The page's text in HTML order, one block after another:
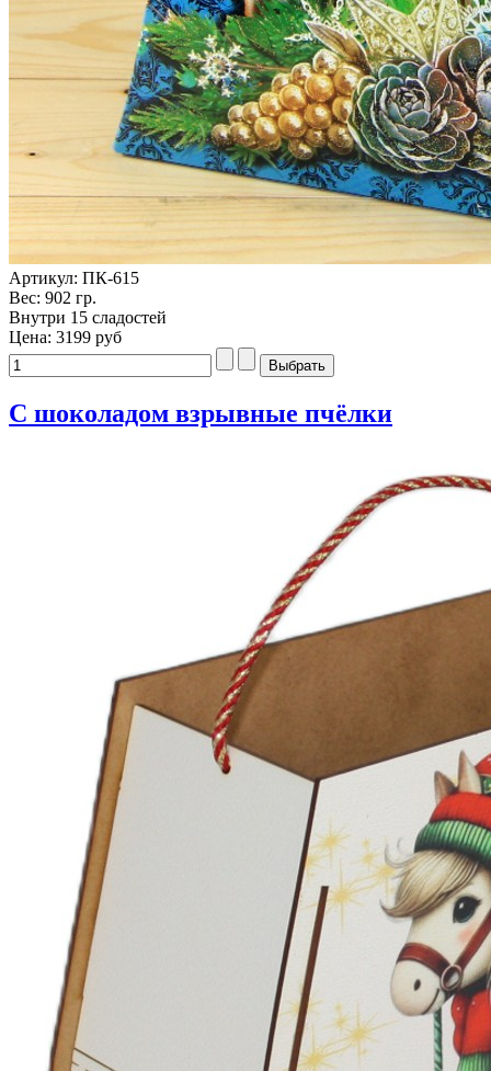
Артикул: ПК-615
Вес: 902 гр.
Внутри 15 сладостей
Цена: 3199 руб
С шоколадом взрывные пчёлки